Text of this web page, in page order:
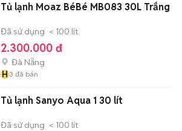
Tủ lạnh Moaz BéBé MB083 30L Trắng
Đã sử dụng < 100 lít
2.300.000 đ
Đà Nẵng
H3 đã bán
Tủ lạnh Sanyo Aqua 1 30 lít
Đã sử dụng < 100 lít